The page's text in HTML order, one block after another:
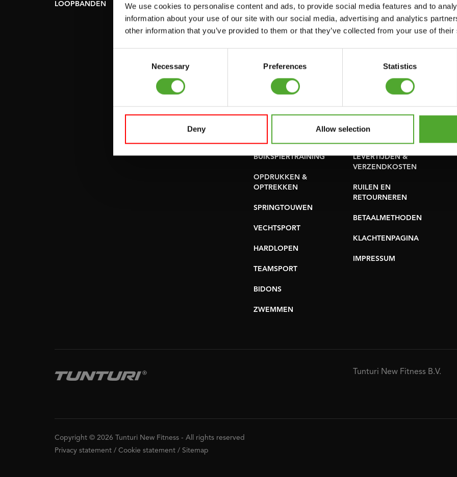
We use cookies to personalise content and ads, to provide social media features and to
information about your use of our site with our social media, advertising and analytics
other information that you’ve provided to them or that they’ve collected from your use of
Necessary Preferences Statistics
Deny Allow selection
LOOPBANDEN SMITH MACHINES
PULLEY STATIONS
RACKS
BEHENDIGHEID
GYMBALLEN
MATTEN
MINIBIKES/AEROBIC
TRAINERS
BUIKSPIERTRAINING
OPDRUKKEN &
OPTREKKEN
SPRINGTOUWEN
VECHTSPORT
HARDLOPEN
TEAMSPORT
BIDONS
ZWEMMEN
OUDE
PRODUCTHANDLEIDINGEN
PROBLEEM MELDEN
LEVERING
APPS
ALGEMENE
LEVERTIJDEN &
VERZENDKOSTEN
RUILEN EN
RETOURNEREN
BETAALMETHODEN
KLACHTENPAGINA
IMPRESSUM
Tunturi New Fitness B.V.
Copyright © 2026 Tunturi New Fitness - All rights reserved
Privacy statement / Cookie statement / Sitemap